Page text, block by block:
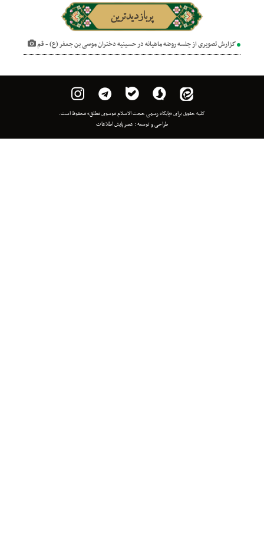
پربازدیدترین
روضه ماهیانه در حسینیه دختران موسی بن جعفر (ع) - قم
برای «پایگاه رسمی حجت الاسلام موسوی مطلق» محفوظ است.